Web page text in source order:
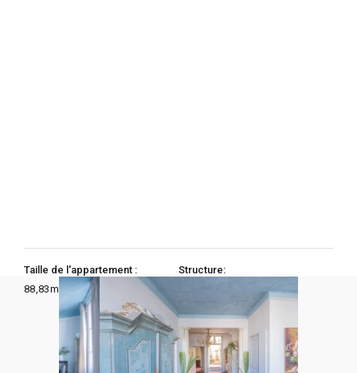
Taille de l'appartement :
88,83m2
Structure: